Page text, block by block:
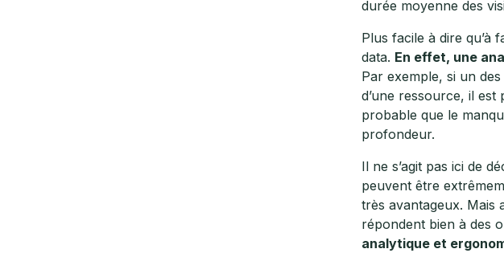
durée moyenne des
Plus facile à dire qu’à
data. En effet, une
Par exemple, si un
d’une ressource, il
probable que le
profondeur.
Il ne s’agit pas ici de
peuvent être
très avantageux. Mais
répondent bien à des
analytique et